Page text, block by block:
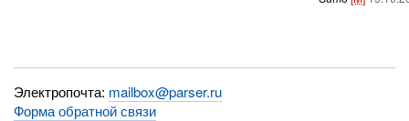
Электропочта: mailbox@parser.ru
Форма обратной связи